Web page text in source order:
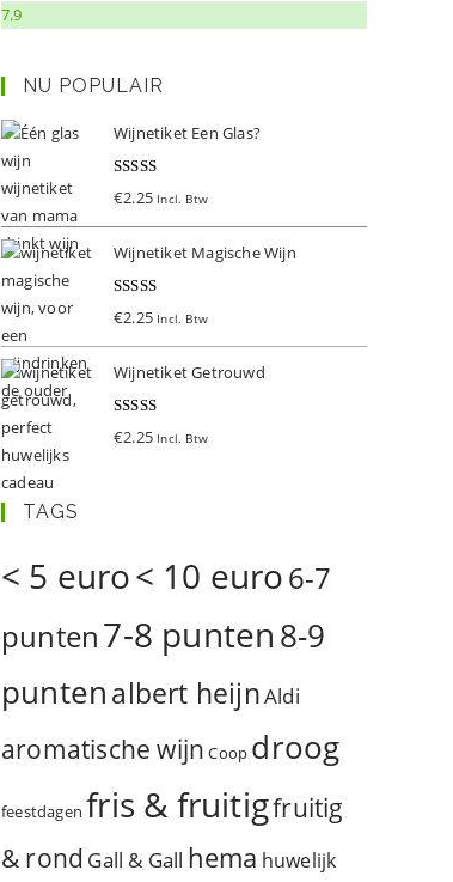
7.9
NU POPULAIR
Wijnetiket Een Glas?
Gewaardeer
€2.25 Incl. Btw
Wijnetiket Magische Wijn
Gewaardeer
€2.25 Incl. Btw
Wijnetiket Getrouwd
Gewaardeer
€2.25 Incl. Btw
TAGS
< 5 euro< 10 euro6-7
punten7-8 punten8-9
puntenalbert heijnAldi
aromatische wijn Coop droog
feestdagen fris & fruitigfruitig
& rond Gall & Gall hema huwelijk